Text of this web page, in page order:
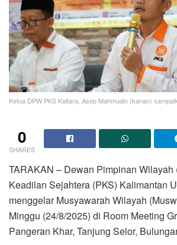
Ketua DPW PKS Kaltara, Asep Mahmudin (kanan)
0
SHARES
TARAKAN – Dewan Pimpinan Wilayah
Keadilan Sejahtera (PKS) Kalimantan
menggelar Musyawarah Wilayah
Minggu (24/8/2025) di Room Meeting
Pangeran Khar, Tanjung Selor,